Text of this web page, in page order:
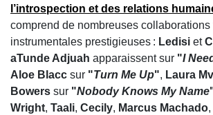
l’introspection et des relations
comprend de nombreuses collaborations
instrumentales prestigieuses : Ledisi et
aTunde Adjuah apparaissent sur "I
Aloe Blacc sur "Turn Me Up", Laura
Bowers sur "Nobody Knows My Name
Wright, Taali, Cecily, Marcus Machado,